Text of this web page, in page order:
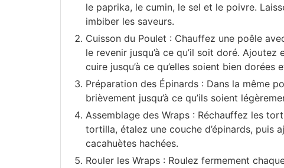
le paprika, le cumin, le sel et le poivre.
imbiber les saveurs.
Cuisson du Poulet : Chauffez une poêle
le revenir jusqu’à ce qu’il soit doré.
cuire jusqu’à ce qu’elles soient bien dorées
Préparation des Épinards : Dans la même
brièvement jusqu’à ce qu’ils soient
Assemblage des Wraps : Réchauffez les
tortilla, étalez une couche d’épinards, puis
cacahuètes hachées.
Rouler les Wraps : Roulez fermement